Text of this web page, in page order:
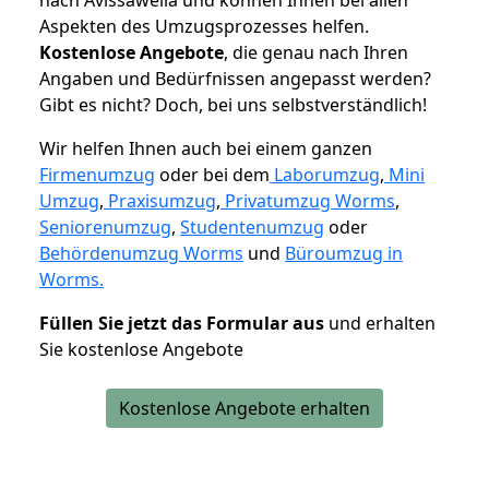
Aspekten des Umzugsprozesses helfen.
Kostenlose Angebote, die genau nach Ihren
Angaben und Bedürfnissen angepasst werden?
Gibt es nicht? Doch, bei uns selbstverständlich!
Wir helfen Ihnen auch bei einem ganzen
Firmenumzug oder bei dem Laborumzug, Mini
Umzug, Praxisumzug, Privatumzug Worms,
Seniorenumzug, Studentenumzug oder
Behördenumzug Worms und Büroumzug in
Worms.
Füllen Sie jetzt das Formular aus und erhalten
Sie kostenlose Angebote
Kostenlose Angebote erhalten